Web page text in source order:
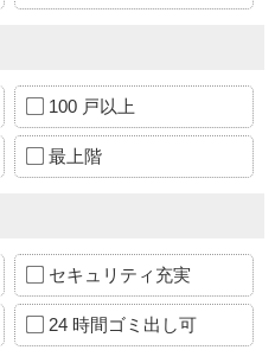
100 戸以上
最上階
セキュリティ充実
24 時間ゴミ出し可